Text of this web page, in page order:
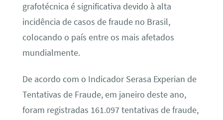
grafotécnica é significativa devido à alta
incidência de casos de fraude no Brasil,
colocando o país entre os mais afetados
mundialmente.
De acordo com o Indicador Serasa Experian de
Tentativas de Fraude, em janeiro deste ano,
foram registradas 161.097 tentativas de fraude,